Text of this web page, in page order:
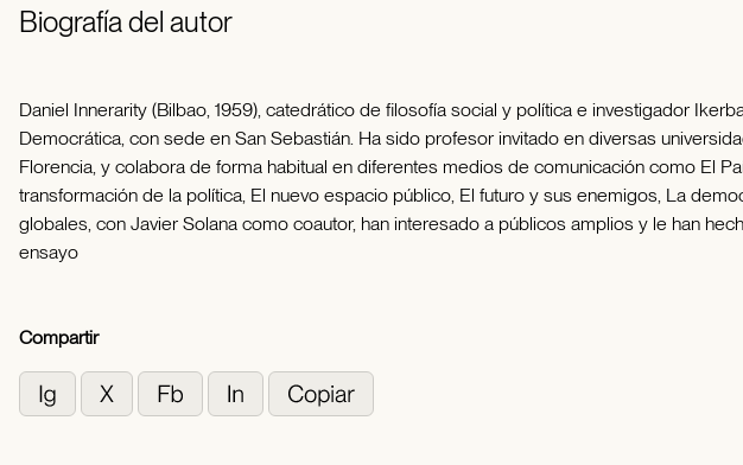
Biografía del autor
Daniel Innerarity (Bilbao, 1959), catedrático de filosofía social y política e investigador
Democrática, con sede en San Sebastián. Ha sido profesor invitado en diversas
Florencia, y colabora de forma habitual en diferentes medios de comunicación como El
transformación de la política, El nuevo espacio público, El futuro y sus enemigos, La
globales, con Javier Solana como coautor, han interesado a públicos amplios y le han
ensayo
Compartir